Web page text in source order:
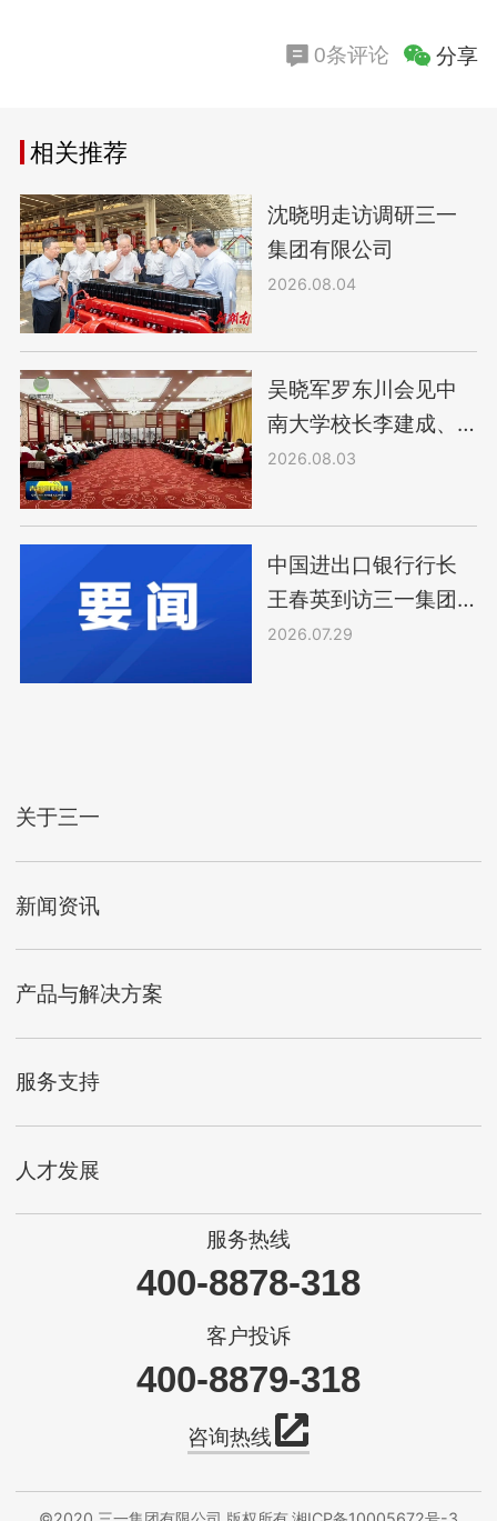
0条评论 分享
相关推荐
沈晓明走访调研三一
集团有限公司
2026.08.04
吴晓军罗东川会见中
南大学校长李建成、
三一集团轮值董事长
2026.08.03
中国进出口银行行长
王春英到访三一集团
开展合作洽谈
2026.07.29
关于三一
新闻资讯
产品与解决方案
服务支持
人才发展
服务热线
400-8878-318
客户投诉
400-8879-318
咨询热线